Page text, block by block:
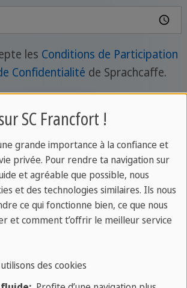
les Conditions de Participation
Confidentialité de Sprachcaffe.
Francfort / Étudiants
SC Francfort !
grande importance à la confiance et
privée. Pour rendre ta navigation sur
et agréable que possible, nous
et des technologies similaires. Ils nous
ce qui fonctionne bien, ce que nous
et comment t’offrir le meilleur service
des cookies